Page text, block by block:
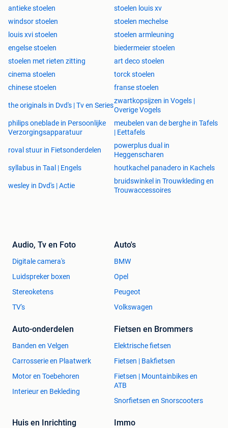
antieke stoelen
stoelen louis xv
windsor stoelen
stoelen mechelse
louis xvi stoelen
stoelen armleuning
engelse stoelen
biedermeier stoelen
stoelen met rieten zitting
art deco stoelen
cinema stoelen
torck stoelen
chinese stoelen
franse stoelen
the originals in Dvd's | Tv en Series
zwartkopsijzen in Vogels |
Overige Vogels
philips oneblade in Persoonlijke
Verzorgingsapparatuur
meubelen van de berghe in Tafels
| Eettafels
roval stuur in Fietsonderdelen
powerplus dual in
Heggenscharen
syllabus in Taal | Engels
houtkachel panadero in Kachels
wesley in Dvd's | Actie
bruidswinkel in Trouwkleding en
Trouwaccessoires
Audio, Tv en Foto
Digitale camera's
Luidspreker boxen
Stereoketens
TV's
Auto's
BMW
Opel
Peugeot
Volkswagen
Auto-onderdelen
Banden en Velgen
Carrosserie en Plaatwerk
Motor en Toebehoren
Interieur en Bekleding
Fietsen en Brommers
Elektrische fietsen
Fietsen | Bakfietsen
Fietsen | Mountainbikes en
ATB
Snorfietsen en Snorscooters
Huis en Inrichting Immo